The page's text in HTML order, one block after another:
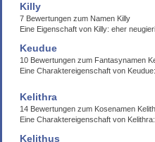
Killy
7 Bewertungen zum Namen Killy
Eine Eigenschaft von Killy: eher
Keudue
10 Bewertungen zum Fantasynamen
Eine Charaktereigenschaft von
Kelithra
14 Bewertungen zum Kosenamen
Eine Charaktereigenschaft von
Kelithus